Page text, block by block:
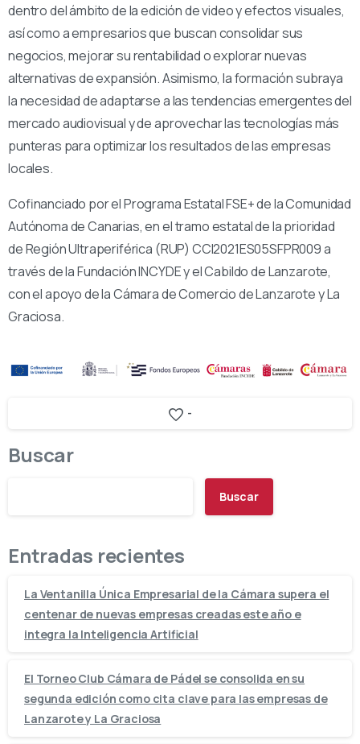
dentro del ámbito de la edición de video y efectos visuales,
así como a empresarios que buscan consolidar sus
negocios, mejorar su rentabilidad o explorar nuevas
alternativas de expansión. Asimismo, la formación subraya
la necesidad de adaptarse a las tendencias emergentes del
mercado audiovisual y de aprovechar las tecnologías más
punteras para optimizar los resultados de las empresas
locales.
Cofinanciado por el Programa Estatal FSE+ de la Comunidad
Autónoma de Canarias, en el tramo estatal de la prioridad
de Región Ultraperiférica (RUP) CCI2021ES05SFPR009 a
través de la Fundación INCYDE y el Cabildo de Lanzarote,
con el apoyo de la Cámara de Comercio de Lanzarote y La
Graciosa.
-
Buscar
Buscar
Entradas recientes
La Ventanilla Única Empresarial de la Cámara supera el
centenar de nuevas empresas creadas este año e
integra la Inteligencia Artificial
El Torneo Club Cámara de Pádel se consolida en su
segunda edición como cita clave para las empresas de
Lanzarote y La Graciosa